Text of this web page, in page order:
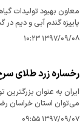
معاون بهبود تولیدات
یافته است.
۱۳۹۷/۰۹/۰۸ ۱۰:۲۳
رخساره زرد طلای
ایران به عنوان
می‌توان استان خراسان
آورد.
۱۳۹۷/۰۹/۰۷ ۰۹:۵۵